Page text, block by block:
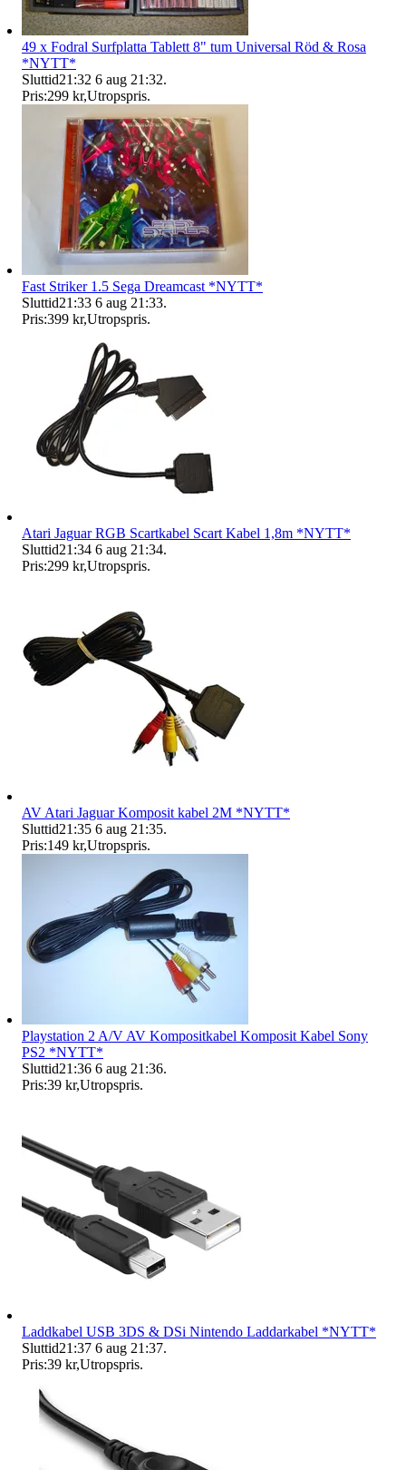
49 x Fodral Surfplatta Tablett 8" tum Universal Röd & Rosa
*NYTT*
Sluttid21:32 6 aug 21:32.
Pris:299 kr,Utropspris.
Fast Striker 1.5 Sega Dreamcast *NYTT*
Sluttid21:33 6 aug 21:33.
Pris:399 kr,Utropspris.
Atari Jaguar RGB Scartkabel Scart Kabel 1,8m *NYTT*
Sluttid21:34 6 aug 21:34.
Pris:299 kr,Utropspris.
AV Atari Jaguar Komposit kabel 2M *NYTT*
Sluttid21:35 6 aug 21:35.
Pris:149 kr,Utropspris.
Playstation 2 A/V AV Kompositkabel Komposit Kabel Sony
PS2 *NYTT*
Sluttid21:36 6 aug 21:36.
Pris:39 kr,Utropspris.
Laddkabel USB 3DS & DSi Nintendo Laddarkabel *NYTT*
Sluttid21:37 6 aug 21:37.
Pris:39 kr,Utropspris.